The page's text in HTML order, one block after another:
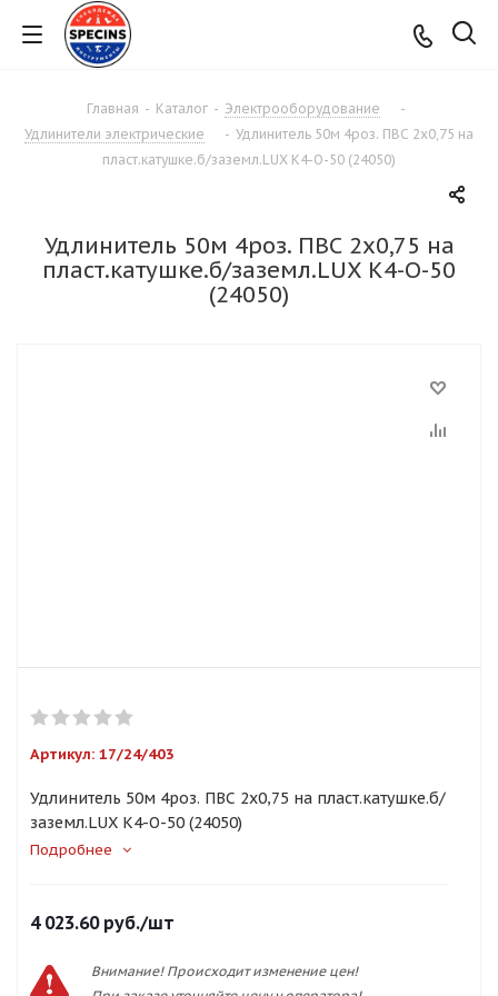
Главная - Каталог - Электрооборудование
-
Удлинители электрические
- Удлинитель 50м 4роз. ПВС 2х0,75 на
пласт.катушке.б/заземл.LUX К4-О-50 (24050)
Удлинитель 50м 4роз. ПВС 2х0,75 на
пласт.катушке.б/заземл.LUX К4-О-50
(24050)
Артикул: 17/24/403
Удлинитель 50м 4роз. ПВС 2х0,75 на пласт.катушке.б/
заземл.LUX К4-О-50 (24050)
Подробнее
4 023.60руб./шт
Внимание! Происходит изменение цен!